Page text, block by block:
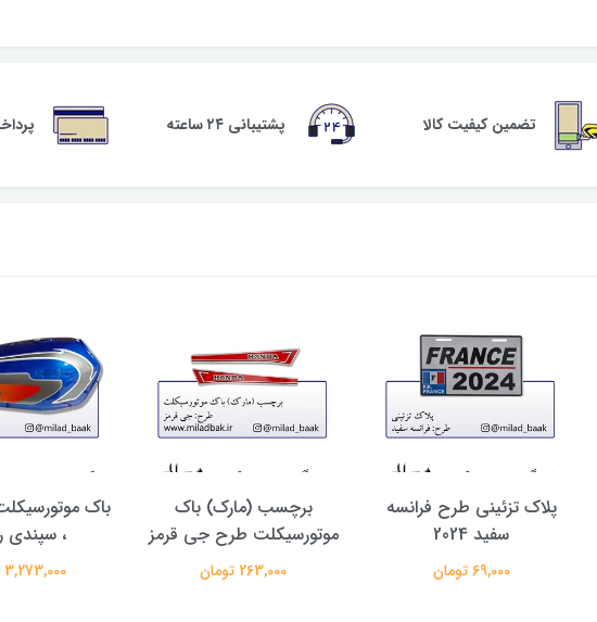
تضمین کیفیت کالا پشتیبانی ۲۴ ساعته
پلاک تزئینی طرح فرانسه
سفید 2024
69,000 تومان
برچسب (مارک) باک
موتورسیکلت طرح جی قرمز
263,000 تومان
باک
، سپندی
3,273,000 تومان